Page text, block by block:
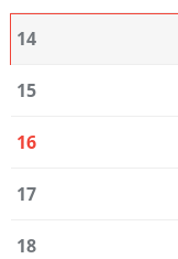
14
15
16
17
18